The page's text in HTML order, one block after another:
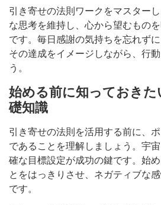
引き寄せの法則ワークをマスター
な思考を維持し、心から望むもの
です。毎日感謝の気持ちを忘れず
その達成をイメージしながら、行
う。
始める前に知っておき
礎知識
引き寄せの法則を活用する前に、
であることを理解しましょう。宇
確な目標設定が成功の鍵です。始
とをはっきりさせ、ネガティブな
です。